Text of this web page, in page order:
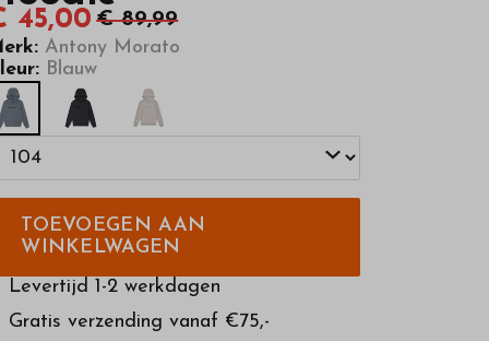
45,00 € 89,99
Antony Morato
Blauw
TOEVOEGEN AAN
WINKELWAGEN
Levertijd 1-2 werkdagen
Gratis verzending vanaf €75,-